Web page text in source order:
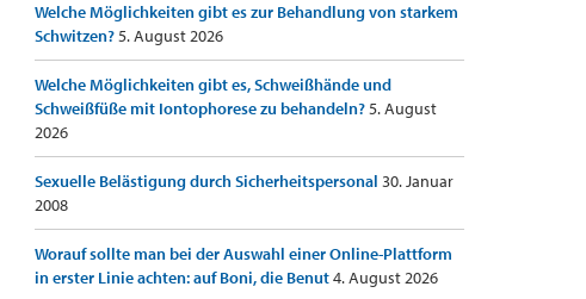
Welche Möglichkeiten gibt es zur Behandlung von starkem
Schwitzen?5. August 2026
Welche Möglichkeiten gibt es, Schweißhände und
Schweißfüße mit Iontophorese zu behandeln?5. August
2026
Sexuelle Belästigung durch Sicherheitspersonal 30. Januar
2008
Worauf sollte man bei der Auswahl einer Online-Plattform
in erster Linie achten: auf Boni, die Benut4. August 2026